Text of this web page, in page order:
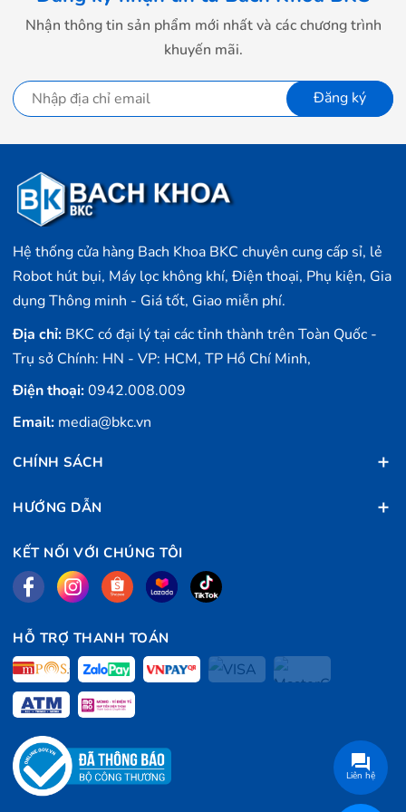
Tường ảo tạo ranh giới di chuyển
chuyển làm sạch của Robot. Bạn chỉ cần đặt tường ảo ở vị trí không
muốn Robot di chuyển tới, thiết bị sẽ phát tia hồng ngoại để tạo ranh giới
không cho Robot vượt qua. Không chỉ một mà Deebot cho phép tạo nhiều
tường ảo cùng lúc. Ngoài tường ảo, bạn cũng có thể sử dụng chế độ làm
sạch khu vực để ưu tiên các khu vực nhất định.
mua Máy lọc Không khí
- Cam kết hàng mới 100%.
Hà Nội, Hồ Chí Minh
- Vận chuyển Toàn Quốc.
Nhận thông tin sản phẩm mới nhất và các chương trình
khuyến mãi.
Đăng ký
Hệ thống cửa hàng Bach Khoa BKC chuyên cung cấp sỉ, lẻ
Robot hút bụi, Máy lọc không khí, Điện thoại, Phụ kiện, Gia
dụng Thông minh - Giá tốt, Giao miễn phí.
Địa chỉ: BKC có đại lý tại các tỉnh thành trên Toàn Quốc -
Trụ sở Chính: HN - VP: HCM, TP Hồ Chí Minh,
Điện thoại:0942.008.009
Email: media@bkc.vn
CHÍNH SÁCH
HƯỚNG DẪN
KẾT NỐI VỚI CHÚNG TÔI
HỖ TRỢ THANH TOÁN
Liên hệ